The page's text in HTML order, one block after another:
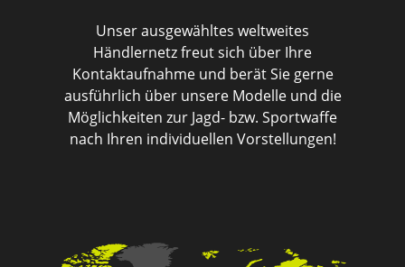
Unser ausgewähltes weltweites
Händlernetz freut sich über Ihre
Kontaktaufnahme und berät Sie gerne
ausführlich über unsere Modelle und die
Möglichkeiten zur Jagd- bzw. Sportwaffe
nach Ihren individuellen Vorstellungen!